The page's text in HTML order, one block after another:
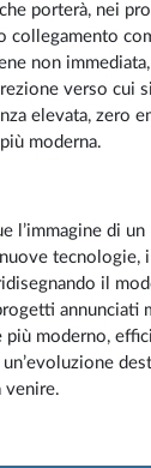
porterà, nei
collegamento
non
verso cui
elevata, zero
moderna.
l’immagine di
tecnologie,
il
annunciati
più moderno,
venire.